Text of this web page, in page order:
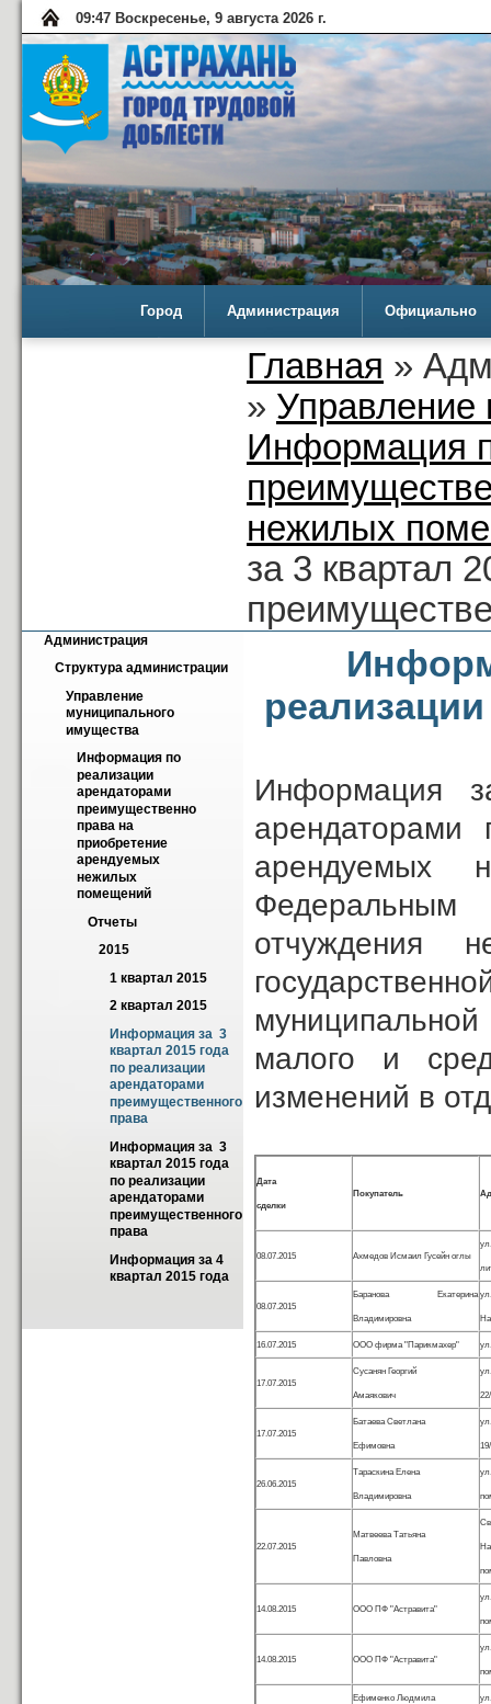
09:47 Воскресенье, 9 августа 2026 г.
Город Администрация Официально
Главная »
» Управление
Информация
нежилых
за 3 квартал
Администрация
Структура администрации
Управление
муниципального
имущества
Информация по
реализации
арендаторами
преимущественно
права на
приобретение
арендуемых
нежилых
помещений
Отчеты
2015
1 квартал 2015
2 квартал 2015
Информация за  3
квартал 2015 года
по реализации
арендаторами
преимущественного
права
Информация за  3
квартал 2015 года
по реализации
арендаторами
преимущественного
права
Информация за 4
квартал 2015 года
Информация
арендаторами
арендуемых
отчуждения
малого и
изменений в
Дата
сделки
Покупатель
08.07.2015 Ахмедов Исмаил Гусейн оглы
08.07.2015
Баранова Екатерина
Владимировна
16.07.2015 ООО фирма "Парикмахер"
17.07.2015
Сусанян Георгий
Амаякович
17.07.2015
Батаева Светлана
Ефимовна
26.06.2015
Тараскина Елена
Владимировна
22.07.2015
Матвеева Татьяна
Павловна
14.08.2015 ООО ПФ "Астравита"
14.08.2015 ООО ПФ "Астравита"
Ефименко Людмила